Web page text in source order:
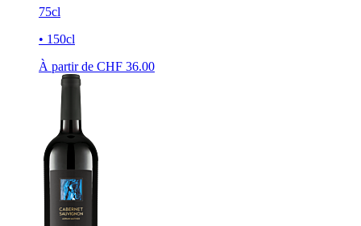
75cl
• 150cl
À partir de CHF 36.00